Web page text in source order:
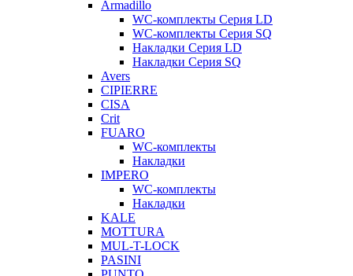
Armadillo
WC-комплекты Серия LD
WC-комплекты Серия SQ
Накладки Серия LD
Накладки Серия SQ
Avers
CIPIERRE
CISA
Crit
FUARO
WC-комплекты
Накладки
IMPERO
WC-комплекты
Накладки
KALE
MOTTURA
MUL-T-LOCK
PASINI